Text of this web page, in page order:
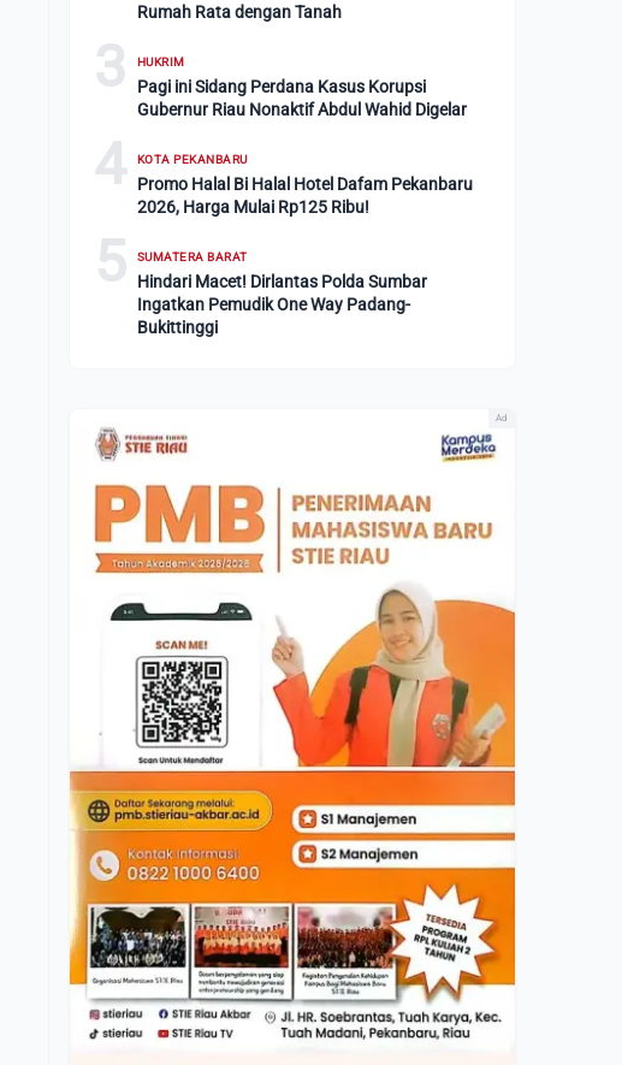
Rumah Rata dengan Tanah
3 HUKRIM
Pagi ini Sidang Perdana Kasus Korupsi
Gubernur Riau Nonaktif Abdul Wahid Digelar
4 KOTA PEKANBARU
Promo Halal Bi Halal Hotel Dafam Pekanbaru
2026, Harga Mulai Rp125 Ribu!
5 SUMATERA BARAT
Hindari Macet! Dirlantas Polda Sumbar
Ingatkan Pemudik One Way Padang-
Bukittinggi
Ad